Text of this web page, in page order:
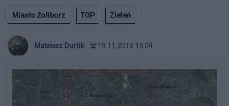
Miasto Żoliborz TOP Zieleń
Mateusz Durlik 19.11.2018 18:04